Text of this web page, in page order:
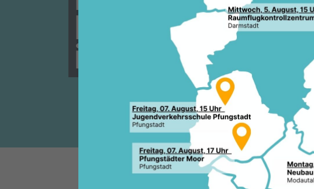
Kranichstein
ist."